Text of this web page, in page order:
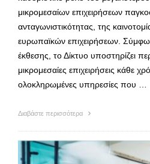
μικρομεσαίων επιχειρήσεων
ανταγωνιστικότητας, της
ευρωπαϊκών επιχειρήσεων.
έκθεσης, το Δίκτυο υποστηρίζει
μικρομεσαίες επιχειρήσεις κάθε
ολοκληρωμένες υπηρεσίες που …
Διαβάστε περισσότερα